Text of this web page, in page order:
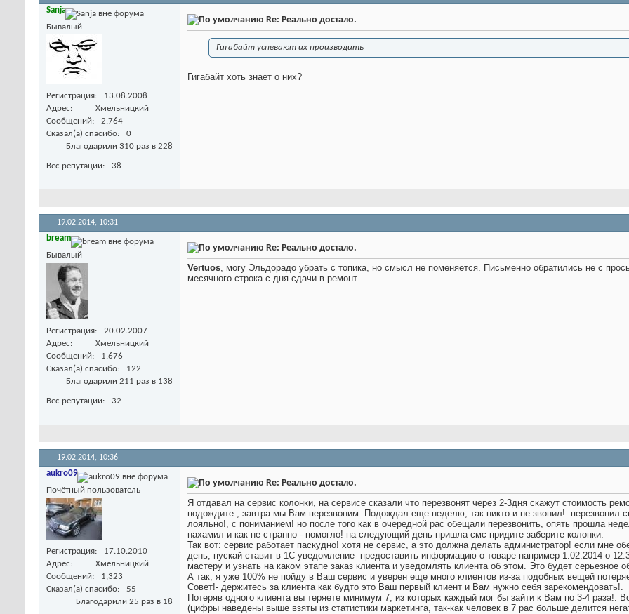
Sanja
Бывалый
Регистрация
13.08.2008
Адрес
Хмельницкий
Сообщений
2,764
Сказал(а) спасибо
0
Благодарили 310 раз в 228
Вес репутации 38
Re: Реально достало.
Гигабайт успевают их производить
Гигабайт хоть знает о них?
19.02.2014, 10:31
bream
Бывалый
Регистрация
20.02.2007
Адрес
Хмельницкий
Сообщений
1,676
Сказал(а) спасибо
122
Благодарили 211 раз в 138
Вес репутации 32
Re: Реально достало.
Vertuos, могу Эльдорадо убрать с топика, но смысл не поменяется. Письменно обратились не с
месячного строка с дня сдачи в ремонт.
19.02.2014, 10:36
aukro09
Почётный пользователь
Регистрация
17.10.2010
Адрес
Хмельницкий
Сообщений
1,323
Сказал(а) спасибо
55
Благодарили 25 раз в 18
Re: Реально достало.
Я отдавал на сервис колонки, на сервисе сказали что перезвонят через 2-3дня скажут стоимость
подождите , завтра мы Вам перезвоним. Подождал еще неделю, так никто и не звонил!. перезвонил
лояльно!, с пониманием! но после того как в очередной рас обещали перезвонить, опять прошла
нахамил и как не странно - помогло! на следующий день пришла смс придите заберите колонки.
Так вот: сервис работает паскудно! хотя не сервис, а это должна делать администратор! если
день, пускай ставит в 1С уведомление- предоставить информацию о товаре например 1.02.2014 о
мастеру и узнать на каком этапе заказ клиента и уведомлять клиента об этом. Это будет серьезное
А так, я уже 100% не пойду в Ваш сервис и уверен еще много клиентов из-за подобных вещей
Совет!- держитесь за клиента как будто это Ваш первый клиент и Вам нужно себя зарекомендовать!.
Потеряв одного клиента вы теряете минимум 7, из которых каждый мог бы зайти к Вам по 3-4 раза!.
(цифры наведены выше взяты из статистики маркетинга, так-как человек в 7 рас больше делится